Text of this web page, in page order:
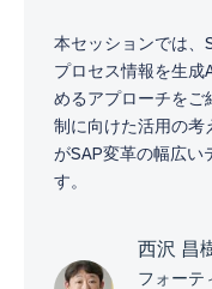
本セッションでは、
プロセス情報を生成
めるアプローチをご
制に向けた活用の考
がSAP変革の幅広い
す。
西沢 昌
フォーテ